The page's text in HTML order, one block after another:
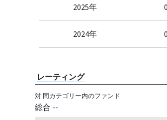
2025年
2024年
レーティング
対 同カテゴリー内のファンド
総合 --